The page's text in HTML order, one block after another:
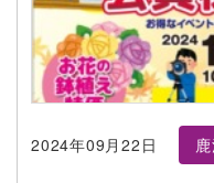
2024年09月22日